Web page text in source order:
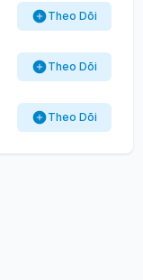
Theo Dõi
Theo Dõi
Theo Dõi